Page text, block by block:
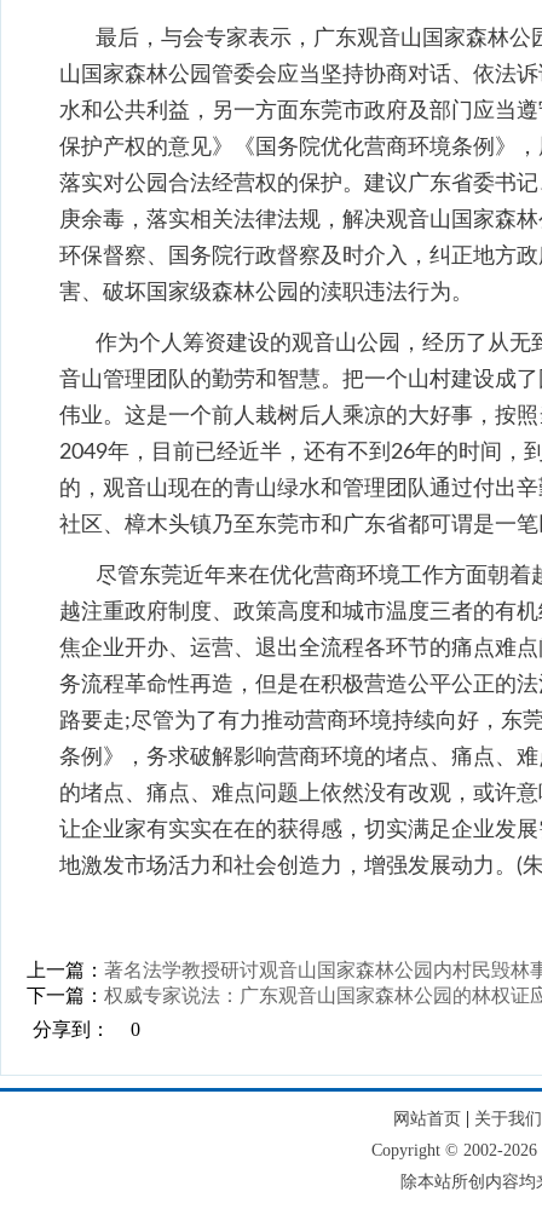
最后，与会专家表示，广东观音山国家森林
山国家森林公园管委会应当坚持协商对话、依法
水和公共利益，另一方面东莞市政府及部门应当
保护产权的意见》《国务院优化营商环境条例》
落实对公园合法经营权的保护。建议广东省委书
庚余毒，落实相关法律法规，解决观音山国家森
环保督察、国务院行政督察及时介入，纠正地方
害、破坏国家级森林公园的渎职违法行为。
作为个人筹资建设的观音山公园，经历了从
音山管理团队的勤劳和智慧。把一个山村建设成
伟业。这是一个前人栽树后人乘凉的大好事，按
2049年，目前已经近半，还有不到26年的时间，
的，观音山现在的青山绿水和管理团队通过付出
社区、樟木头镇乃至东莞市和广东省都可谓是一
尽管东莞近年来在优化营商环境工作方面朝着
越注重政府制度、政策高度和城市温度三者的有
焦企业开办、运营、退出全流程各环节的痛点难
务流程革命性再造，但是在积极营造公平公正的
路要走;尽管为了有力推动营商环境持续向好，东
条例》，务求破解影响营商环境的堵点、痛点、
的堵点、痛点、难点问题上依然没有改观，或许
让企业家有实实在在的获得感，切实满足企业发
地激发市场活力和社会创造力，增强发展动力。(
上一篇： 著名法学教授研讨观音山国家森林公园内村民毁林
下一篇： 权威专家说法：广东观音山国家森林公园的林权证
分享到：
0
网站首页| 关于我们
Copyright © 2002-
除本站所创内容